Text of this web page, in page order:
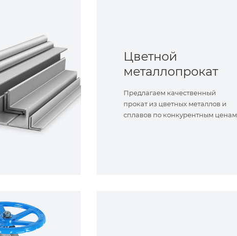
Цветной
металлопрокат
Предлагаем качественный
прокат из цветных металлов и
сплавов по конкурентным ценам.